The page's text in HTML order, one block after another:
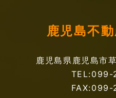
鹿児島不
鹿児島県鹿児島市